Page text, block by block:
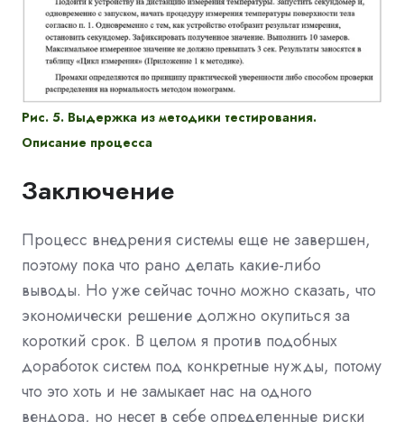
Рис. 5. Выдержка из методики тестирования.
Описание процесса
Заключение
Процесс внедрения системы еще не завершен,
поэтому пока что рано делать какие-либо
выводы. Но уже сейчас точно можно сказать, что
экономически решение должно окупиться за
короткий срок. В целом я против подобных
доработок систем под конкретные нужды, потому
что это хоть и не замыкает нас на одного
вендора, но несет в себе определенные риски